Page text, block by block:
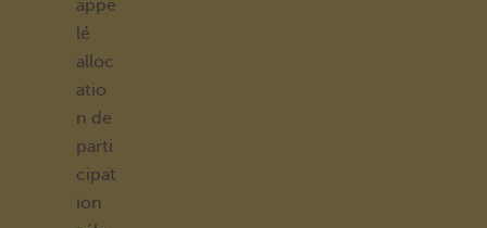
appe
lé
alloc
atio
n de
parti
cipat
ion